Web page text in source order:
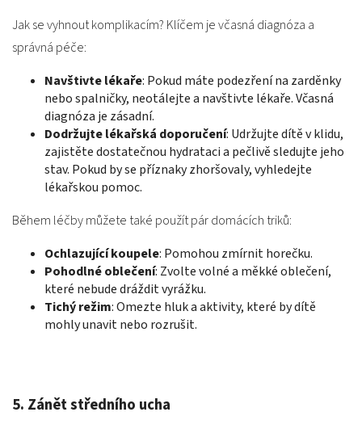
Jak se vyhnout komplikacím? Klíčem je včasná diagnóza a
správná péče:
Navštivte lékaře: Pokud máte podezření na zarděnky
nebo spalničky, neotálejte a navštivte lékaře. Včasná
diagnóza je zásadní.
Dodržujte lékařská doporučení: Udržujte dítě v klidu,
zajistěte dostatečnou hydrataci a pečlivě sledujte jeho
stav. Pokud by se příznaky zhoršovaly, vyhledejte
lékařskou pomoc.
Během léčby můžete také použít pár domácích triků:
Ochlazující koupele: Pomohou zmírnit horečku.
Pohodlné oblečení: Zvolte volné a měkké oblečení,
které nebude dráždit vyrážku.
Tichý režim: Omezte hluk a aktivity, které by dítě
mohly unavit nebo rozrušit.
5. Zánět středního ucha